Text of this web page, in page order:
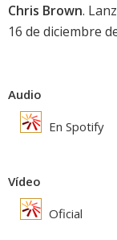
Chris Brown.
16 de diciembre
Audio
En Spotify
Vídeo
Oficial